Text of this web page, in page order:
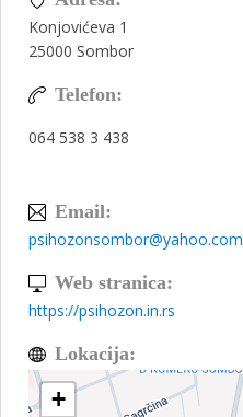
Konjovićeva 1
25000 Sombor
Telefon:
064 538 3 438
Email:
psihozonsombor@yahoo.com
Web stranica:
https://psihozon.in.rs
Lokacija:
+